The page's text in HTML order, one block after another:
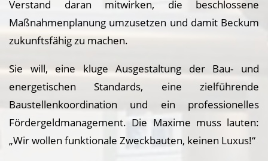
Verstand daran mitwirken, die beschlossene
Maßnahmenplanung umzusetzen und damit Beckum
zukunftsfähig zu machen.
Sie will, eine kluge Ausgestaltung der Bau- und
energetischen Standards, eine zielführende
Baustellenkoordination und ein professionelles
Fördergeldmanagement. Die Maxime muss lauten:
„Wir wollen funktionale Zweckbauten, keinen Luxus!“